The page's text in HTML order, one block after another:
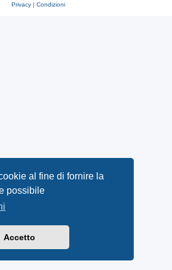
al fine di fornire la
possibile
Accetto
Privacy | Condizioni